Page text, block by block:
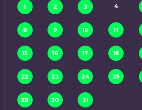
1 2 3 4
8 9 10 11
15 16 17 18
22 23 24 25
29 30 31